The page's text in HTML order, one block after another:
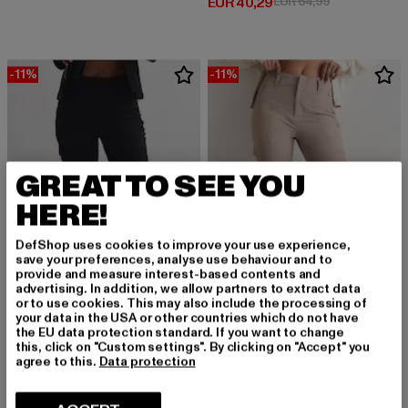
-11%
AIMN
Straight Leg Cargo Pants
EUR 106,79
Derzeitiger Preis: EUR 106,79
EUR 119,99
-11%
AIMN
GREAT TO SEE YOU
HERE!
DefShop uses cookies to improve your use experience,
save your preferences, analyse use behaviour and to
provide and measure interest-based contents and
advertising. In addition, we allow partners to extract data
or to use cookies. This may also include the processing of
your data in the USA or other countries which do not have
the EU data protection standard. If you want to change
this, click on "Custom settings". By clicking on "Accept" you
agree to this. Data protection